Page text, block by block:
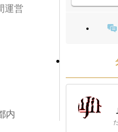
運営
内